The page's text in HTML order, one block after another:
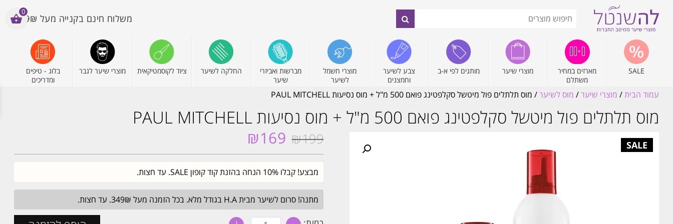
משלוח חינם בקנייה מעל 199₪
SALE
מארזים במחיר
משתלם
מוצרי שיער מותגים לפי א-ב
צבע לשיער
וחמצנים
מוצרי חשמל
לשיער
מברשות ואביזרי
שיער
החלקה לשיער ציוד לקוסמטיקאית מוצרי שיער לגבר
בלוג - טיפים
ומדריכים
עמוד הבית/ מוצרי שיער/ מוס לשיער/ מוס תלתלים פול מיטשל סקלפטינג פואם 500 מ"ל + מוס נסיעות PAUL MITCHELL
מוס תלתלים פול מיטשל סקלפטינג פואם 500 מ"ל + מוס נסיעות PAUL MITCHELL
₪199
המחיר
₪199.
₪169
₪169.
מבצע! קבלו 10% הנחה בהזנת קוד קופון SALE. עד חצות.
מתנה! סרום לשיער מבית H.A בגודל מלא. בכל הזמנה מעל 349₪. עד חצות.
כמות
0